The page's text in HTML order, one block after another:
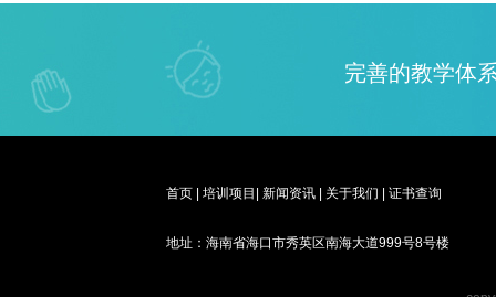
完善的教学
首页 培训项目 新闻资讯 关于我们 证书查询
地址：海南省海口市秀英区南海大道999号8号楼